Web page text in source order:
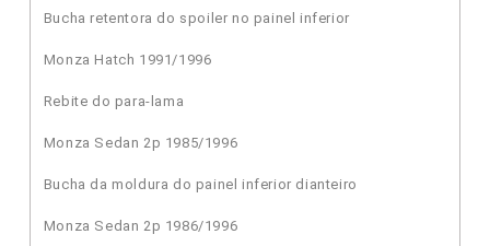
Bucha retentora do spoiler no painel inferior
Monza Hatch 1991/1996
Rebite do para-lama
Monza Sedan 2p 1985/1996
Bucha da moldura do painel inferior dianteiro
Monza Sedan 2p 1986/1996